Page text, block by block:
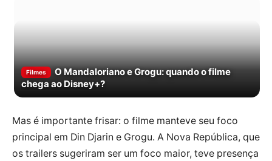
Filmes
O Mandaloriano e Grogu: quando o filme
chega ao Disney+?
Mas é importante frisar: o filme manteve seu foco
principal em Din Djarin e Grogu. A Nova República, que
os trailers sugeriram ser um foco maior, teve presença